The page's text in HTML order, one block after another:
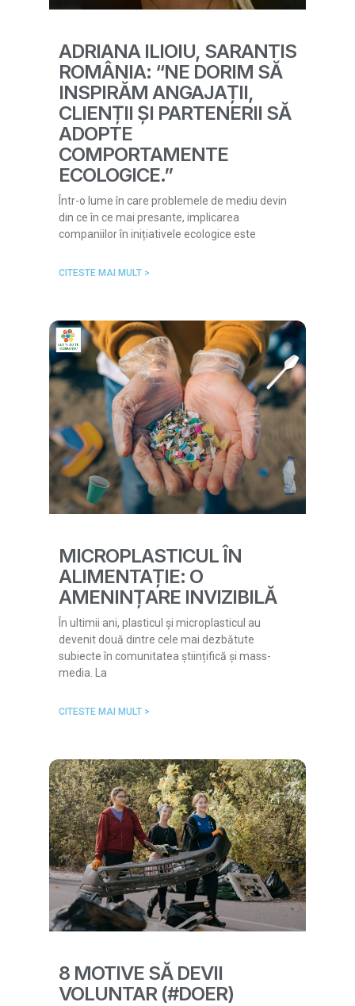
ADRIANA ILIOIU, SARANTIS
ROMÂNIA: “NE DORIM SĂ
INSPIRĂM ANGAJAȚII,
CLIENȚII ȘI PARTENERII SĂ
ADOPTE
COMPORTAMENTE
ECOLOGICE.”
Într-o lume în care problemele de mediu devin
din ce în ce mai presante, implicarea
companiilor în inițiativele ecologice este
CITESTE MAI MULT >
MICROPLASTICUL ÎN
ALIMENTAȚIE: O
AMENINȚARE INVIZIBILĂ
În ultimii ani, plasticul și microplasticul au
devenit două dintre cele mai dezbătute
subiecte în comunitatea științifică și mass-
media. La
CITESTE MAI MULT >
8 MOTIVE SĂ DEVII
VOLUNTAR (#DOER)